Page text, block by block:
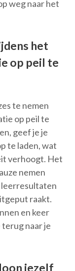
weg naar het
het
op peil te
te nemen
op peil te
geef je je
te laden, wat
verhoogt. Het
nemen
raakt.
en keer
naar je
jezelf